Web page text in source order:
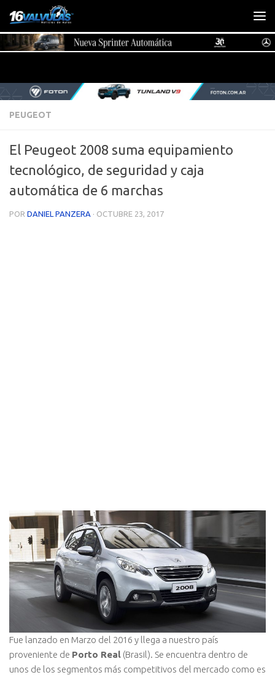
Saltar al contenido
PEUGEOT
El Peugeot 2008 suma equipamiento
tecnológico, de seguridad y caja
automática de 6 marchas
POR DANIEL PANZERA · OCTUBRE 23, 2017
Fue lanzado en Marzo del 2016 y llega a nuestro país
proveniente de Porto Real (Brasil). Se encuentra dentro de
unos de los segmentos más competitivos del mercado como es